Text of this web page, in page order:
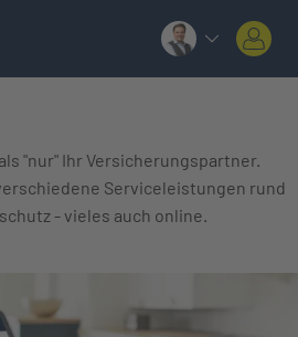
"nur" Ihr Versicherungspartner.
Serviceleistungen rund
- vieles auch online.